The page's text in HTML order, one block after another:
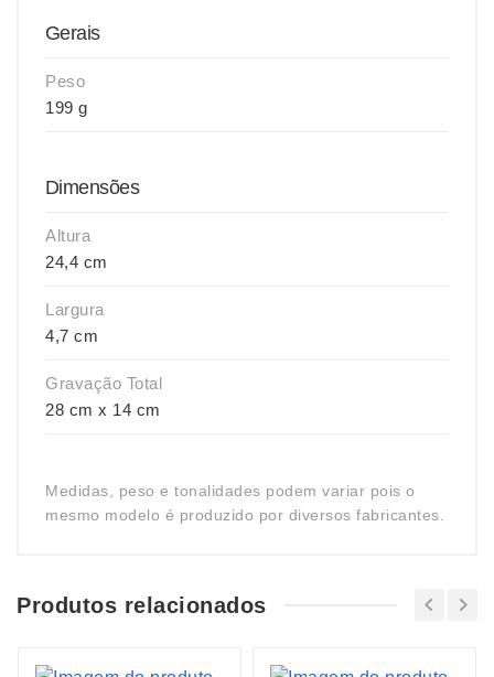
Gerais
Peso
199 g
Dimensões
Altura
24,4 cm
Largura
4,7 cm
Gravação Total
28 cm x 14 cm
Medidas, peso e tonalidades podem variar pois o
mesmo modelo é produzido por diversos fabricantes.
Produtos relacionados